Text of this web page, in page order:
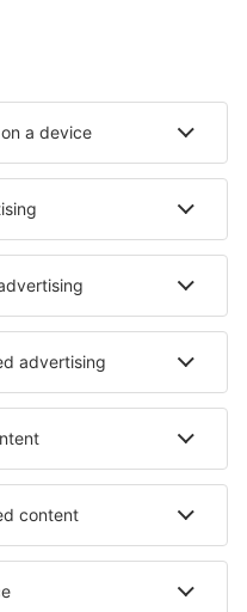
Beach
Hotels in Bornes De Aguiar
in Arseguel